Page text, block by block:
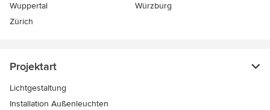
Wuppertal
Würzburg
Zürich
Projektart
Lichtgestaltung
Installation Außenleuchten